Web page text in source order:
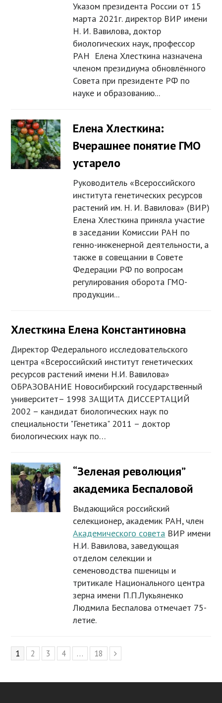
Указом президента России от 15
марта 2021г. директор ВИР имени
Н. И. Вавилова, доктор
биологических наук, профессор
РАН Елена Хлесткина назначена
членом президиума обновлённого
Совета при президенте РФ по
науке и образованию...
Елена Хлесткина:
Вчерашнее понятие ГМО
устарело
Руководитель «Всероссийского
института генетических ресурсов
растений им. Н. И. Вавилова» (ВИР)
Елена Хлесткина приняла участие
в заседании Комиссии РАН по
генно-инженерной деятельности, а
также в совещании в Совете
Федерации РФ по вопросам
регулирования оборота ГМО-
продукции...
Хлесткина Елена Константиновна
Директор Федерального исследовательского
центра «Всероссийский институт генетических
ресурсов растений имени Н.И. Вавилова»
ОБРАЗОВАНИЕ Новосибирский государственный
университет– 1998 ЗАЩИТА ДИССЕРТАЦИЙ
2002 – кандидат биологических наук по
специальности "Генетика" 2011 – доктор
биологических наук по…
“Зеленая революция”
академика Беспаловой
Выдающийся российский
селекционер, академик РАН, член
Академического совета ВИР имени
Н.И. Вавилова, заведующая
отделом селекции и
семеноводства пшеницы и
тритикале Национального центра
зерна имени П.П.Лукьяненко
Людмила Беспалова отмечает 75-
летие.
Page
1 Page
2 Page
3 Page
4 … Page
18